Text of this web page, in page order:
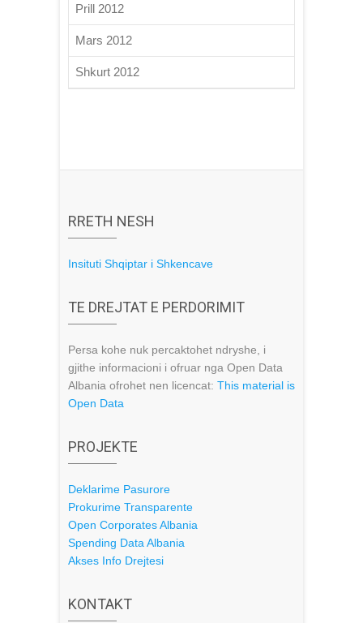
Prill 2012
Mars 2012
Shkurt 2012
RRETH NESH
Insituti Shqiptar i Shkencave
TE DREJTAT E PERDORIMIT
Persa kohe nuk percaktohet ndryshe, i
gjithe informacioni i ofruar nga Open Data
Albania ofrohet nen licencat: This material is
Open Data
PROJEKTE
Deklarime Pasurore
Prokurime Transparente
Open Corporates Albania
Spending Data Albania
Akses Info Drejtesi
KONTAKT